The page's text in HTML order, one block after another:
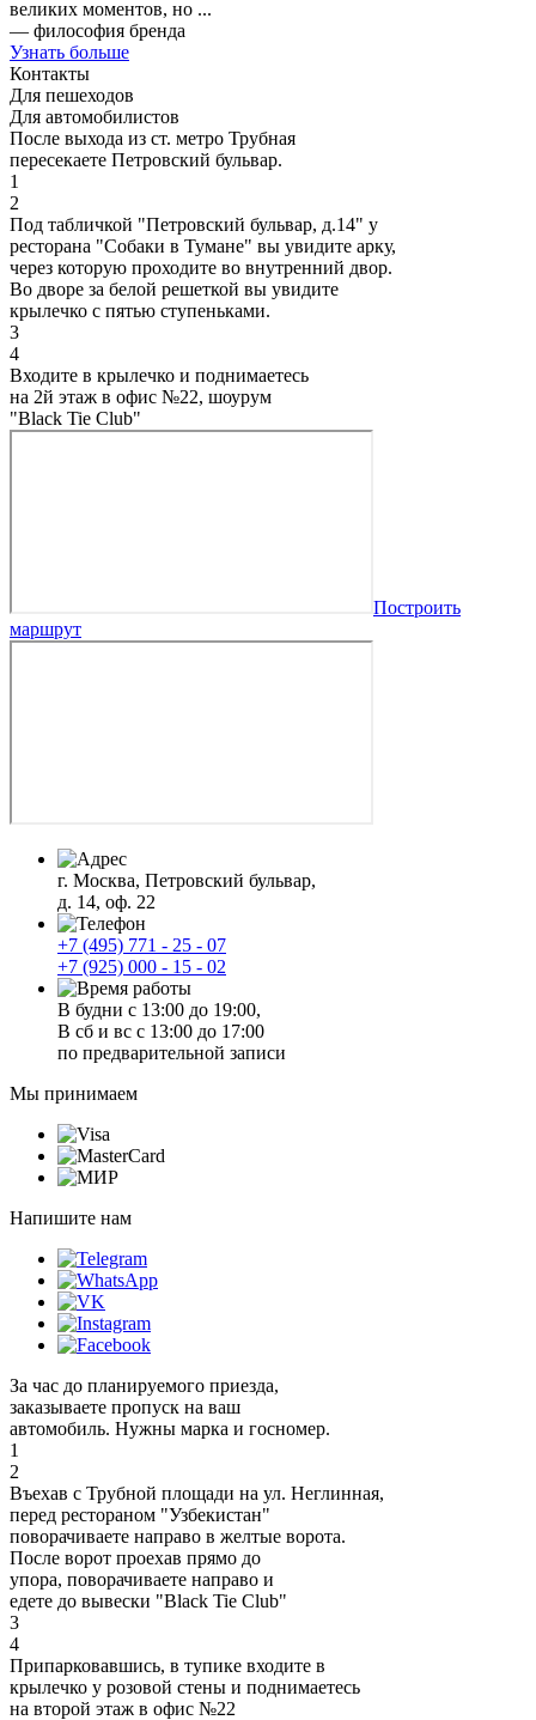
великих моментов, но ...
— философия бренда
Узнать больше
Контакты
Для пешеходов
Для автомобилистов
После выхода из ст. метро Трубная
пересекаете Петровский бульвар.
1
2
Под табличкой "Петровский бульвар, д.14" у
ресторана "Собаки в Тумане" вы увидите арку,
через которую проходите во внутренний двор.
Во дворе за белой решеткой вы увидите
крылечко с пятью ступеньками.
3
4
Входите в крылечко и поднимаетесь
на 2й этаж в офис №22, шоурум
"Black Tie Club"
Построить
маршрут
г. Москва, Петровский бульвар,
д. 14, оф. 22
+7 (495) 771 - 25 - 07
+7 (925) 000 - 15 - 02
В будни с 13:00 до 19:00,
В сб и вс с 13:00 до 17:00
по предварительной записи
Мы принимаем
Напишите нам
За час до планируемого приезда,
заказываете пропуск на ваш
автомобиль. Нужны марка и госномер.
1
2
Въехав с Трубной площади на ул. Неглинная,
перед рестораном "Узбекистан"
поворачиваете направо в желтые ворота.
После ворот проехав прямо до
упора, поворачиваете направо и
едете до вывески "Black Tie Club"
3
4
Припарковавшись, в тупике входите в
крылечко у розовой стены и поднимаетесь
на второй этаж в офис №22